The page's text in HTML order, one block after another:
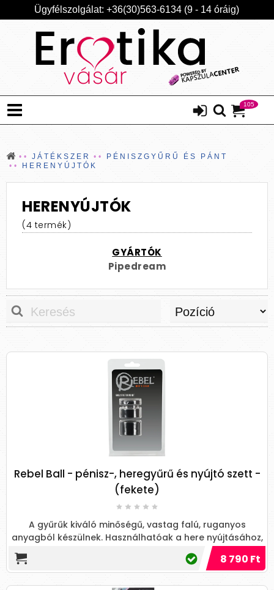
Ügyfélszolgálat: +36(30)563-6134 (9 - 14 óráig)
105
JÁTÉKSZER
PÉNISZGYŰRŰ ÉS PÁNT
HERENYÚJTÓK
HERENYÚJTÓK
(4 termék)
GYÁRTÓK
Pipedream
Rebel Ball - pénisz-, heregyűrű és nyújtó szett -
(fekete)
A gyűrűk kiváló minőségű, vastag falú, ruganyos
anyagból készülnek. Használhatóak a here nyújtásához,
8 790 Ft